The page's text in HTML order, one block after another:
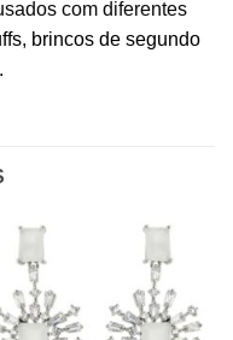
com diferentes
, brincos de segundo